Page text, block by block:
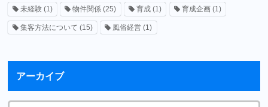
未経験(1) 物件関係 (25) 育成 (1) 育成企画(1)
集客方法について (15) 風俗経営 (1)
アーカイブ